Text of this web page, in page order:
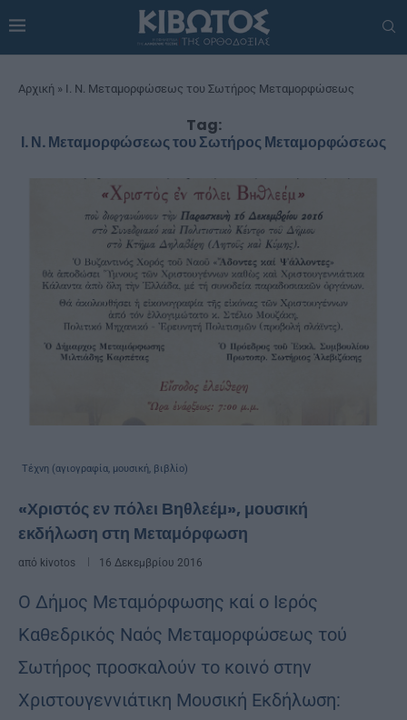
Αρχική » Ι. Ν. Μεταμορφώσεως του Σωτήρος Μεταμορφώσεως
Tag:
Ι. Ν. Μεταμορφώσεως του Σωτήρος Μεταμορφώσεως
Τέχνη (αγιογραφία, μουσική, βιβλίο)
«Χριστός εν πόλει Βηθλεέμ», μουσική
εκδήλωση στη Μεταμόρφωση
από kivotos 16 Δεκεμβρίου 2016
Ο Δήμος Μεταμόρφωσης καί ο Ιερός
Καθεδρικός Ναός Μεταμορφώσεως τού
Σωτήρος προσκαλούν το κοινό στην
Χριστουγεννιάτικη Μουσική Εκδήλωση: